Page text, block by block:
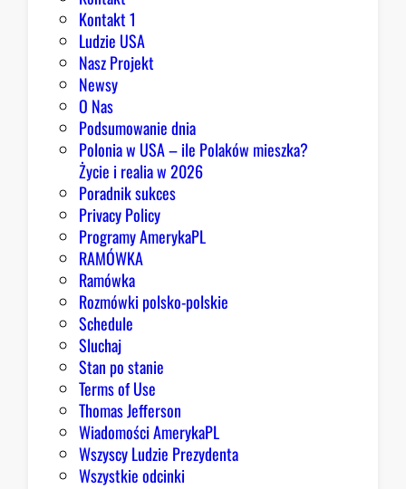
Kontakt 1
Ludzie USA
Nasz Projekt
Newsy
O Nas
Podsumowanie dnia
Polonia w USA – ile Polaków mieszka?
Życie i realia w 2026
Poradnik sukces
Privacy Policy
Programy AmerykaPL
RAMÓWKA
Ramówka
Rozmówki polsko-polskie
Schedule
Sluchaj
Stan po stanie
Terms of Use
Thomas Jefferson
Wiadomości AmerykaPL
Wszyscy Ludzie Prezydenta
Wszystkie odcinki